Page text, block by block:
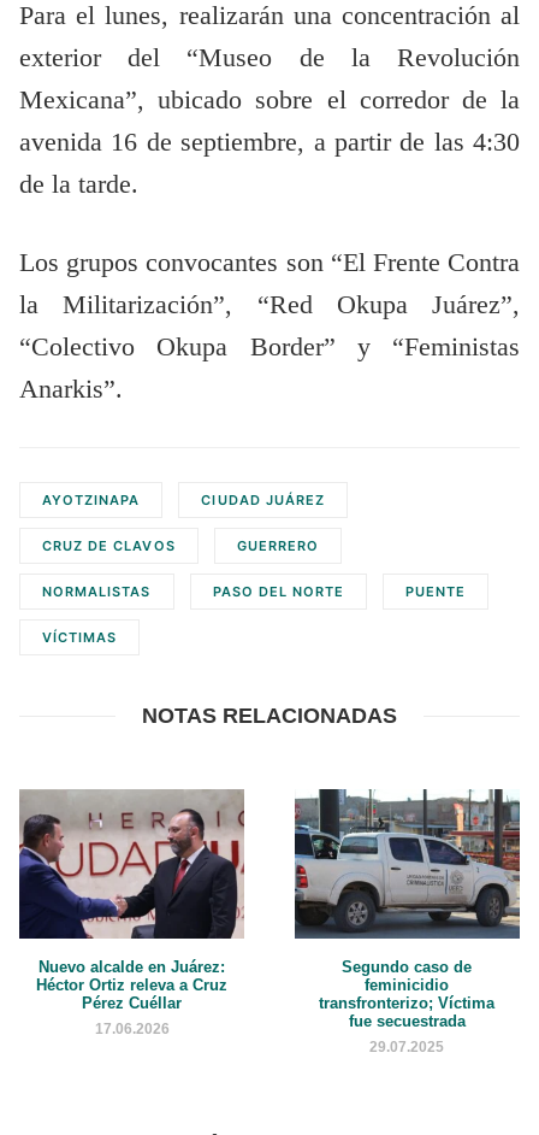
Para el lunes, realizarán una concentración al
exterior del “Museo de la Revolución
Mexicana”, ubicado sobre el corredor de la
avenida 16 de septiembre, a partir de las 4:30
de la tarde.
Los grupos convocantes son “El Frente Contra
la Militarización”, “Red Okupa Juárez”,
“Colectivo Okupa Border” y “Feministas
Anarkis”.
AYOTZINAPA CIUDAD JUÁREZ
CRUZ DE CLAVOS GUERRERO
NORMALISTAS PASO DEL NORTE PUENTE
VÍCTIMAS
NOTAS RELACIONADAS
Nuevo alcalde en Juárez:
Héctor Ortiz releva a Cruz
Pérez Cuéllar
17.06.2026
Segundo caso de
feminicidio
transfronterizo; Víctima
fue secuestrada
29.07.2025